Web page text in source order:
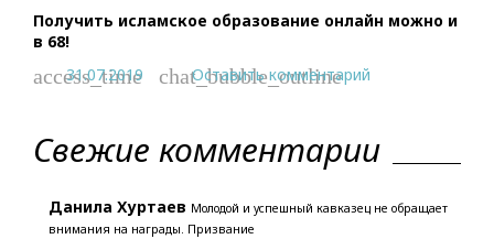
Получить исламское образование онлайн можно и
в 68!
access_time
31.07.2019 chat_bubble_outline
Оставить комментарий
Свежие комментарии
Данила Хуртаев Молодой и успешный кавказец не обращает
внимания на награды. Призвание